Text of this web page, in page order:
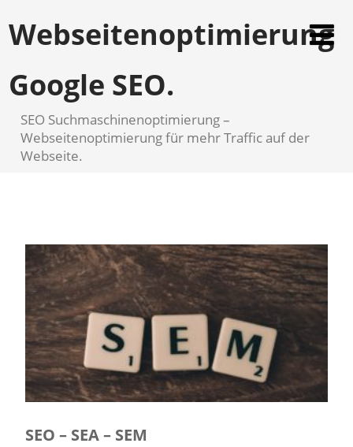
Webseitenoptimierung
Google SEO.
SEO Suchmaschinenoptimierung –
Webseitenoptimierung für mehr Traffic auf der
Webseite.
SEO – SEA – SEM